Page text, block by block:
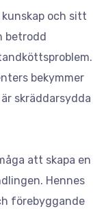
kunskap och sitt
betrodd
bekymmer
skräddarsydda
att skapa en
Hennes
förebyggande